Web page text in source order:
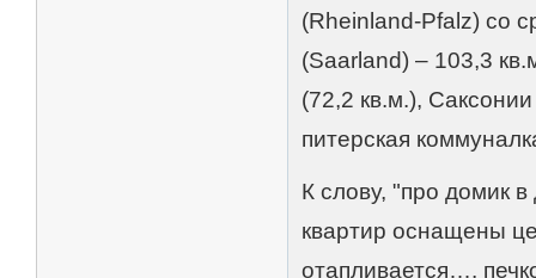
(Rheinland-Pfalz) со
(Saarland) – 103,3
(72,2 кв.м.),
питерская
К слову, "про домик
квартир оснащены
отапливается….